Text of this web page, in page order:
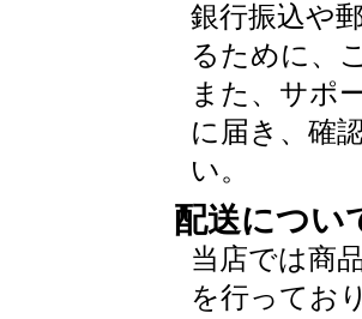
銀行振込や
るために、
また、サポ
に届き、確
い。
配送につい
当店では商
を行ってお